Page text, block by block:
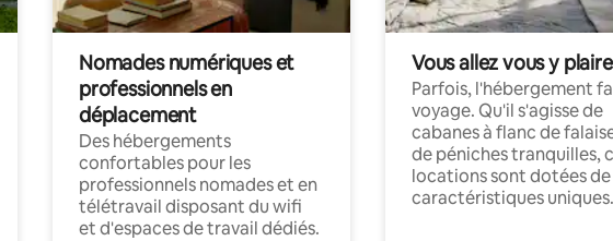
Nomades numériques et
professionnels en
déplacement
Des hébergements
confortables pour les
professionnels nomades et en
télétravail disposant du wifi
et d'espaces de travail dédiés.
Vous allez vous y plaire
Parfois, l'hébergement
voyage. Qu'il s'agisse de
cabanes à flanc de
de péniches tranquilles,
locations sont dotées de
caractéristiques uniques.